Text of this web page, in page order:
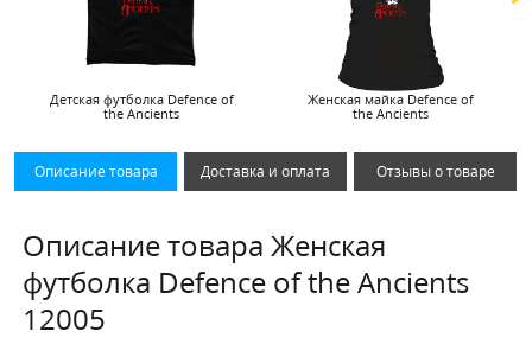
Детская футболка Defence of
the Ancients
Женская майка Defence of
the Ancients
Описание товара Доставка и оплата Отзывы о товаре
Описание товара Женская
футболка Defence of the Ancients
12005